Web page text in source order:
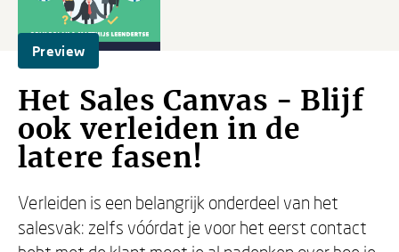
Preview
Het Sales Canvas - Blijf
ook verleiden in de
latere fasen!
Verleiden is een belangrijk onderdeel van het
salesvak: zelfs vóórdat je voor het eerst contact